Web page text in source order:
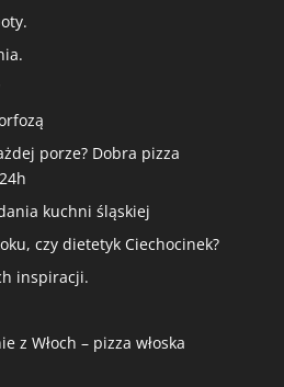
porze? Dobra pizza
kuchni śląskiej
czy dietetyk Ciechocinek?
inspiracji.
z Włoch – pizza włoska